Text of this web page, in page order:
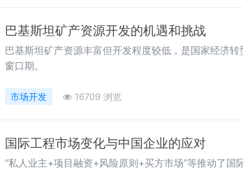
巴基斯坦矿产资源开发的机遇和挑战
巴基斯坦矿产资源丰富但开发程度较低，是国家经济
窗口期。
市场开发 16709 浏览
国际工程市场变化与中国企业的应对
“私人业主+项目融资+风险原则+买方市场”等推动了